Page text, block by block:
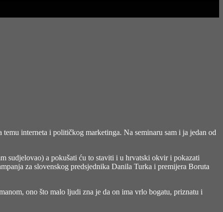
interneta i političkog marketinga. Na seminaru sam i ja jedan od
sudjelovao) a pokušati ću to staviti i u hrvatski okvir i pokazati
za slovenskog predsjednika Danila Turka i premijera Boruta
ono što malo ljudi zna je da on ima vrlo bogatu, priznatu i